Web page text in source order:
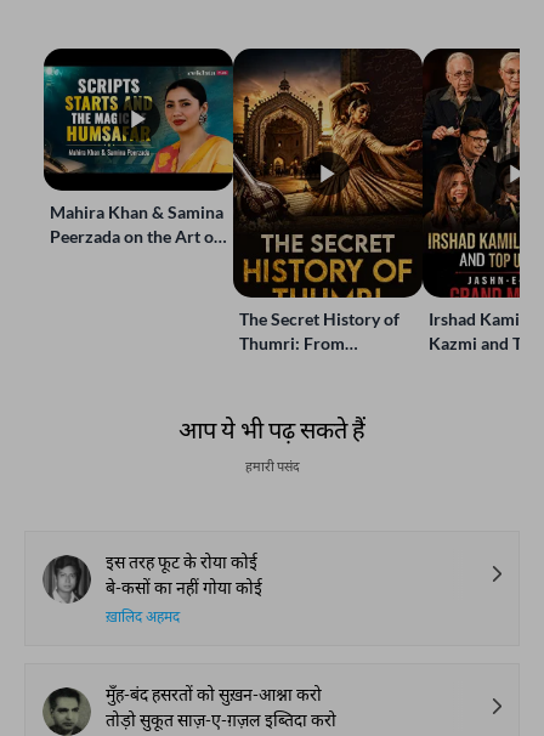
Mahira Khan & Samina
Peerzada on the Art of
The Secret History of
Thumri: From
Irshad Kamil,
Kazmi and
आप ये भी पढ़ सकते हैं
हमारी पसंद
इस तरह फूट के रोया कोई
बे-कसों का नहीं गोया कोई
ख़ालिद अहमद
मुँह-बंद हसरतों को सुख़न-आश्ना करो
तोड़ो सुकूत साज़-ए-ग़ज़ल इब्तिदा करो